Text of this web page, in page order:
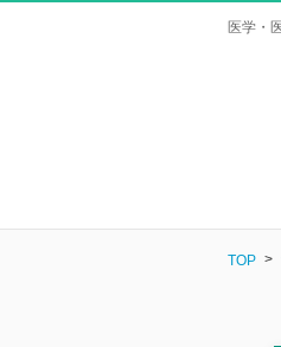
医学・
TOP